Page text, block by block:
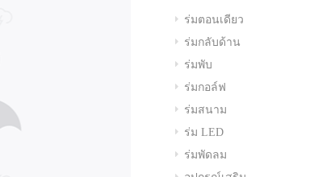
ร่มตอนเดียว
ร่มกลับด้าน
ร่มพับ
ร่มกอล์ฟ
ร่มสนาม
ร่ม LED
ร่มพัดลม